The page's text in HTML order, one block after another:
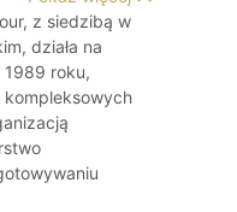
z siedzibą w
działa na
roku,